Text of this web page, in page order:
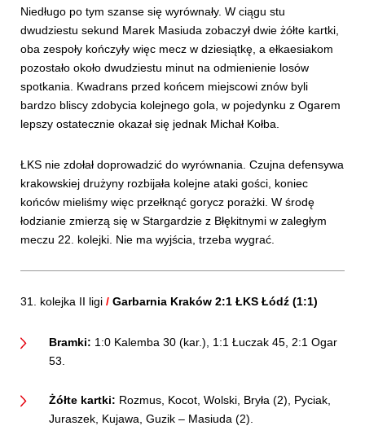
Niedługo po tym szanse się wyrównały. W ciągu stu
dwudziestu sekund Marek Masiuda zobaczył dwie żółte kartki,
oba zespoły kończyły więc mecz w dziesiątkę, a ełkaesiakom
pozostało około dwudziestu minut na odmienienie losów
spotkania. Kwadrans przed końcem miejscowi znów byli
bardzo bliscy zdobycia kolejnego gola, w pojedynku z Ogarem
lepszy ostatecznie okazał się jednak Michał Kołba.
ŁKS nie zdołał doprowadzić do wyrównania. Czujna defensywa
krakowskiej drużyny rozbijała kolejne ataki gości, koniec
końców mieliśmy więc przełknąć gorycz porażki. W środę
łodzianie zmierzą się w Stargardzie z Błękitnymi w zaległym
meczu 22. kolejki. Nie ma wyjścia, trzeba wygrać.
31. kolejka II ligi / Garbarnia Kraków 2:1 ŁKS Łódź (1:1)
Bramki: 1:0 Kalemba 30 (kar.), 1:1 Łuczak 45, 2:1 Ogar
53.
Żółte kartki: Rozmus, Kocot, Wolski, Bryła (2), Pyciak,
Juraszek, Kujawa, Guzik – Masiuda (2).